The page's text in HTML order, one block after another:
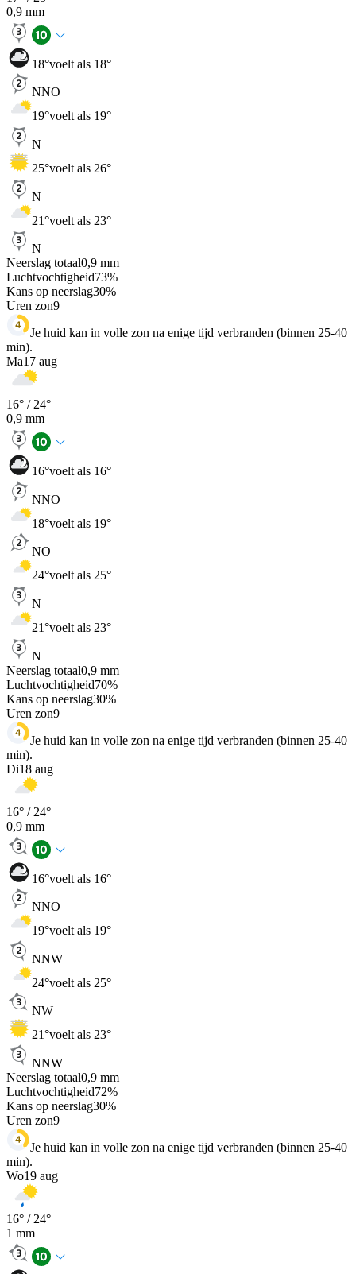
0,9 mm
18°voelt als 18°
NNO
19°voelt als 19°
N
25°voelt als 26°
N
21°voelt als 23°
N
Neerslag totaal0,9 mm
Luchtvochtigheid73%
Kans op neerslag30%
Uren zon9
Je huid kan in volle zon na enige tijd verbranden (binnen 25-40
min).
Ma17 aug
16° / 24°
0,9 mm
16°voelt als 16°
NNO
18°voelt als 19°
NO
24°voelt als 25°
N
21°voelt als 23°
N
Neerslag totaal0,9 mm
Luchtvochtigheid70%
Kans op neerslag30%
Uren zon9
Je huid kan in volle zon na enige tijd verbranden (binnen 25-40
min).
Di18 aug
16° / 24°
0,9 mm
16°voelt als 16°
NNO
19°voelt als 19°
NNW
24°voelt als 25°
NW
21°voelt als 23°
NNW
Neerslag totaal0,9 mm
Luchtvochtigheid72%
Kans op neerslag30%
Uren zon9
Je huid kan in volle zon na enige tijd verbranden (binnen 25-40
min).
Wo19 aug
16° / 24°
1 mm